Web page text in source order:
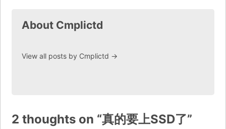
About Cmplictd
View all posts by Cmplictd →
2 thoughts on “真的要上SSD了”